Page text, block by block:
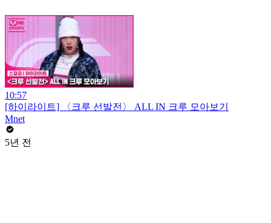
10:57
[하이라이트] 〈크루 선발전〉 ALL IN 크루 모아보기
Mnet
5년 전